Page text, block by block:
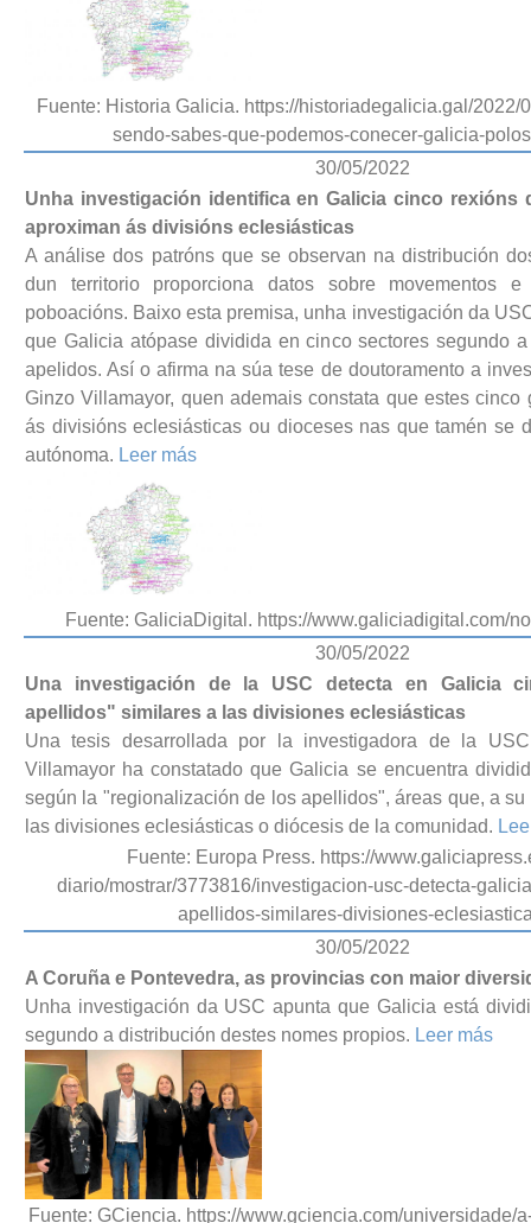
Fuente: Historia Galicia. https://historiadegalicia.gal/2022/
sendo-sabes-que-podemos-conecer-galicia-
30/05/2022
Unha investigación identifica en Galicia cinco rexións
aproximan ás divisións eclesiásticas
A análise dos patróns que se observan na distribución
dun territorio proporciona datos sobre movementos e
poboacións. Baixo esta premisa, unha investigación da
que Galicia atópase dividida en cinco sectores segundo a
apelidos. Así o afirma na súa tese de doutoramento a
Ginzo Villamayor, quen ademais constata que estes cinco
ás divisións eclesiásticas ou dioceses nas que tamén se
autónoma. Leer más
Fuente: GaliciaDigital. https://www.galiciadigital.com/
30/05/2022
Una investigación de la USC detecta en Galicia
apellidos" similares a las divisiones eclesiásticas
Una tesis desarrollada por la investigadora de la
Villamayor ha constatado que Galicia se encuentra
según la "regionalización de los apellidos", áreas que, a
las divisiones eclesiásticas o diócesis de la comunidad.
Fuente: Europa Press. https://
diario/mostrar/3773816/investigacion-usc-detecta-
apellidos-similares-divisiones-
30/05/2022
A Coruña e Pontevedra, as provincias con maior
Unha investigación da USC apunta que Galicia está
segundo a distribución destes nomes propios. Leer más
Fuente: GCiencia. https://www.gciencia.com/universidade/